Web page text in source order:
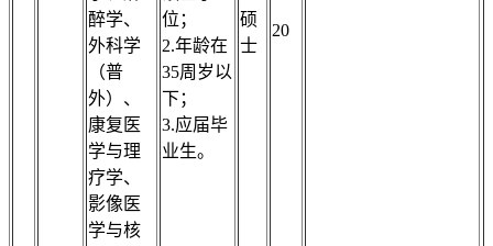
醉学、
外科学
（普
外）、
康复医
学与理
疗学、
影像医
学与核
位；
2.年龄在
35周岁以
下；
3.应届毕
业生。
硕
士
20